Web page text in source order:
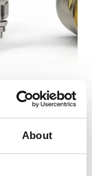
About
i